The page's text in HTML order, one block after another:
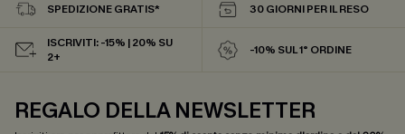
SPEDIZIONE GRATIS* 30 GIORNI PER IL RESO
ISCRIVITI: -15% | 20% SU
2+
-10% SUL 1° ORDINE
REGALO DELLA NEWSLETTER